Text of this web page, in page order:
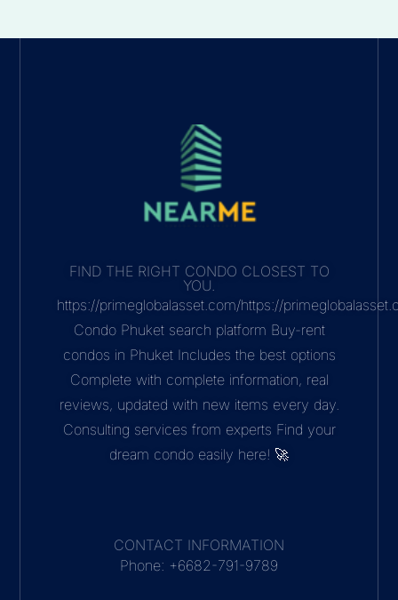
FIND THE RIGHT CONDO CLOSEST TO
YOU.
https://primeglobalasset.com/https://
Condo Phuket search platform Buy-rent
condos in Phuket Includes the best options
Complete with complete information, real
reviews, updated with new items every day.
Consulting services from experts Find your
dream condo easily here! 🚀
CONTACT INFORMATION
Phone: +6682-791-9789